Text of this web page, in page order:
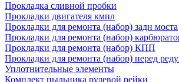
Прокладка сливной пробки
Прокладки двигателя кмпл
Прокладки для ремонта (набор) задн моста
Прокладки для ремонта (набор)
Прокладки для ремонта (набор) КПП
Прокладки для ремонта (набор) перед
Уплотнительные элементы
Комплект пыльника рулевой рейки